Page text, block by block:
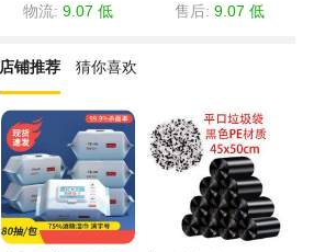
物流: 9.07 低 售后: 9.07 低
店铺推荐 猜你喜欢